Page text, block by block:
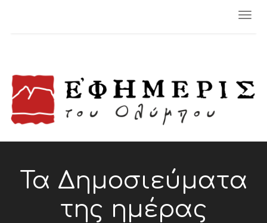
Τα Δημοσιεύματα
της ημέρας